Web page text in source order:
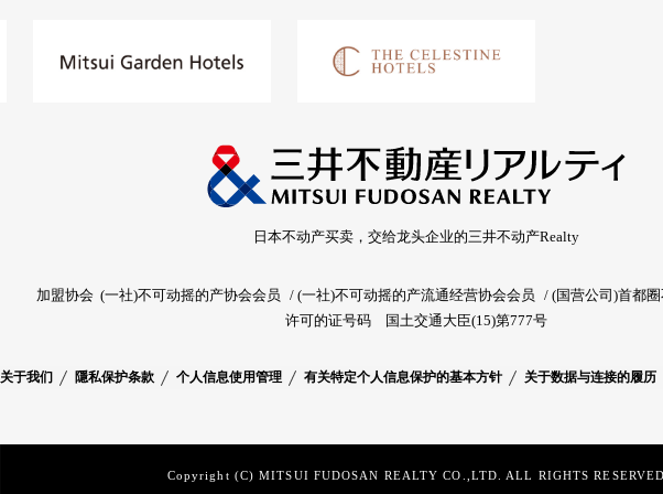
日本不动产买卖，交给龙头企业的三井不动产Realty
加盟协会 (一社)不可动摇的产协会会员 (一社)不可动摇的产流通经营协会会员
(国营公司)首都
许可的证号码
国土交通大臣(15)第777号
关于我们 隱私保护条款 个人信息使用管理 有关特定个人信息保护的基本方针 关于数据与连接的履历
Copyright (C) MITSUI FUDOSAN REALTY CO.,LTD. ALL RIGHTS